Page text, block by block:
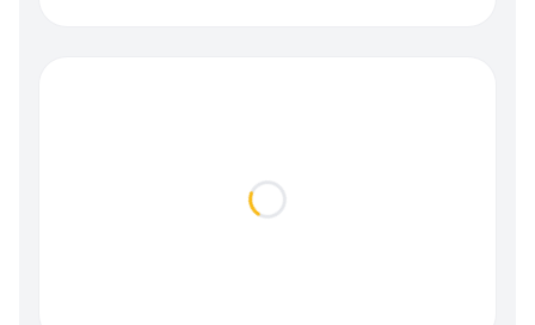
Loading...